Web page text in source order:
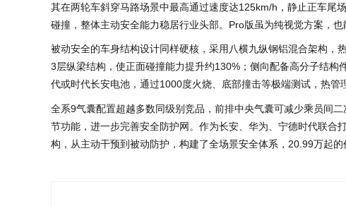
其在两轮车斜穿马路场景中最高通过速度达125km/h，静止正车尾
碰撞，整体主动安全能力稳居行业头部。Pro版虽为纯视觉方案，
被动安全的车身结构设计同样硬核，采用八横九纵钢铝混合架构
3层纵梁结构，使正面碰撞能力提升约130%；侧向配备高分子结
代或时代长安电池，通过1000度火烧、底部撞击等极端测试，热
全系9气囊配置超越多数同级别竞品，前排中央气囊可减少乘员间
节功能，进一步完善安全防护网。作为长安、华为、宁德时代联
构，从主动干预到被动防护，构建了全场景安全体系，20.99万起的